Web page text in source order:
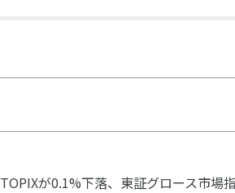
が0.1%下落、東証グロース市場